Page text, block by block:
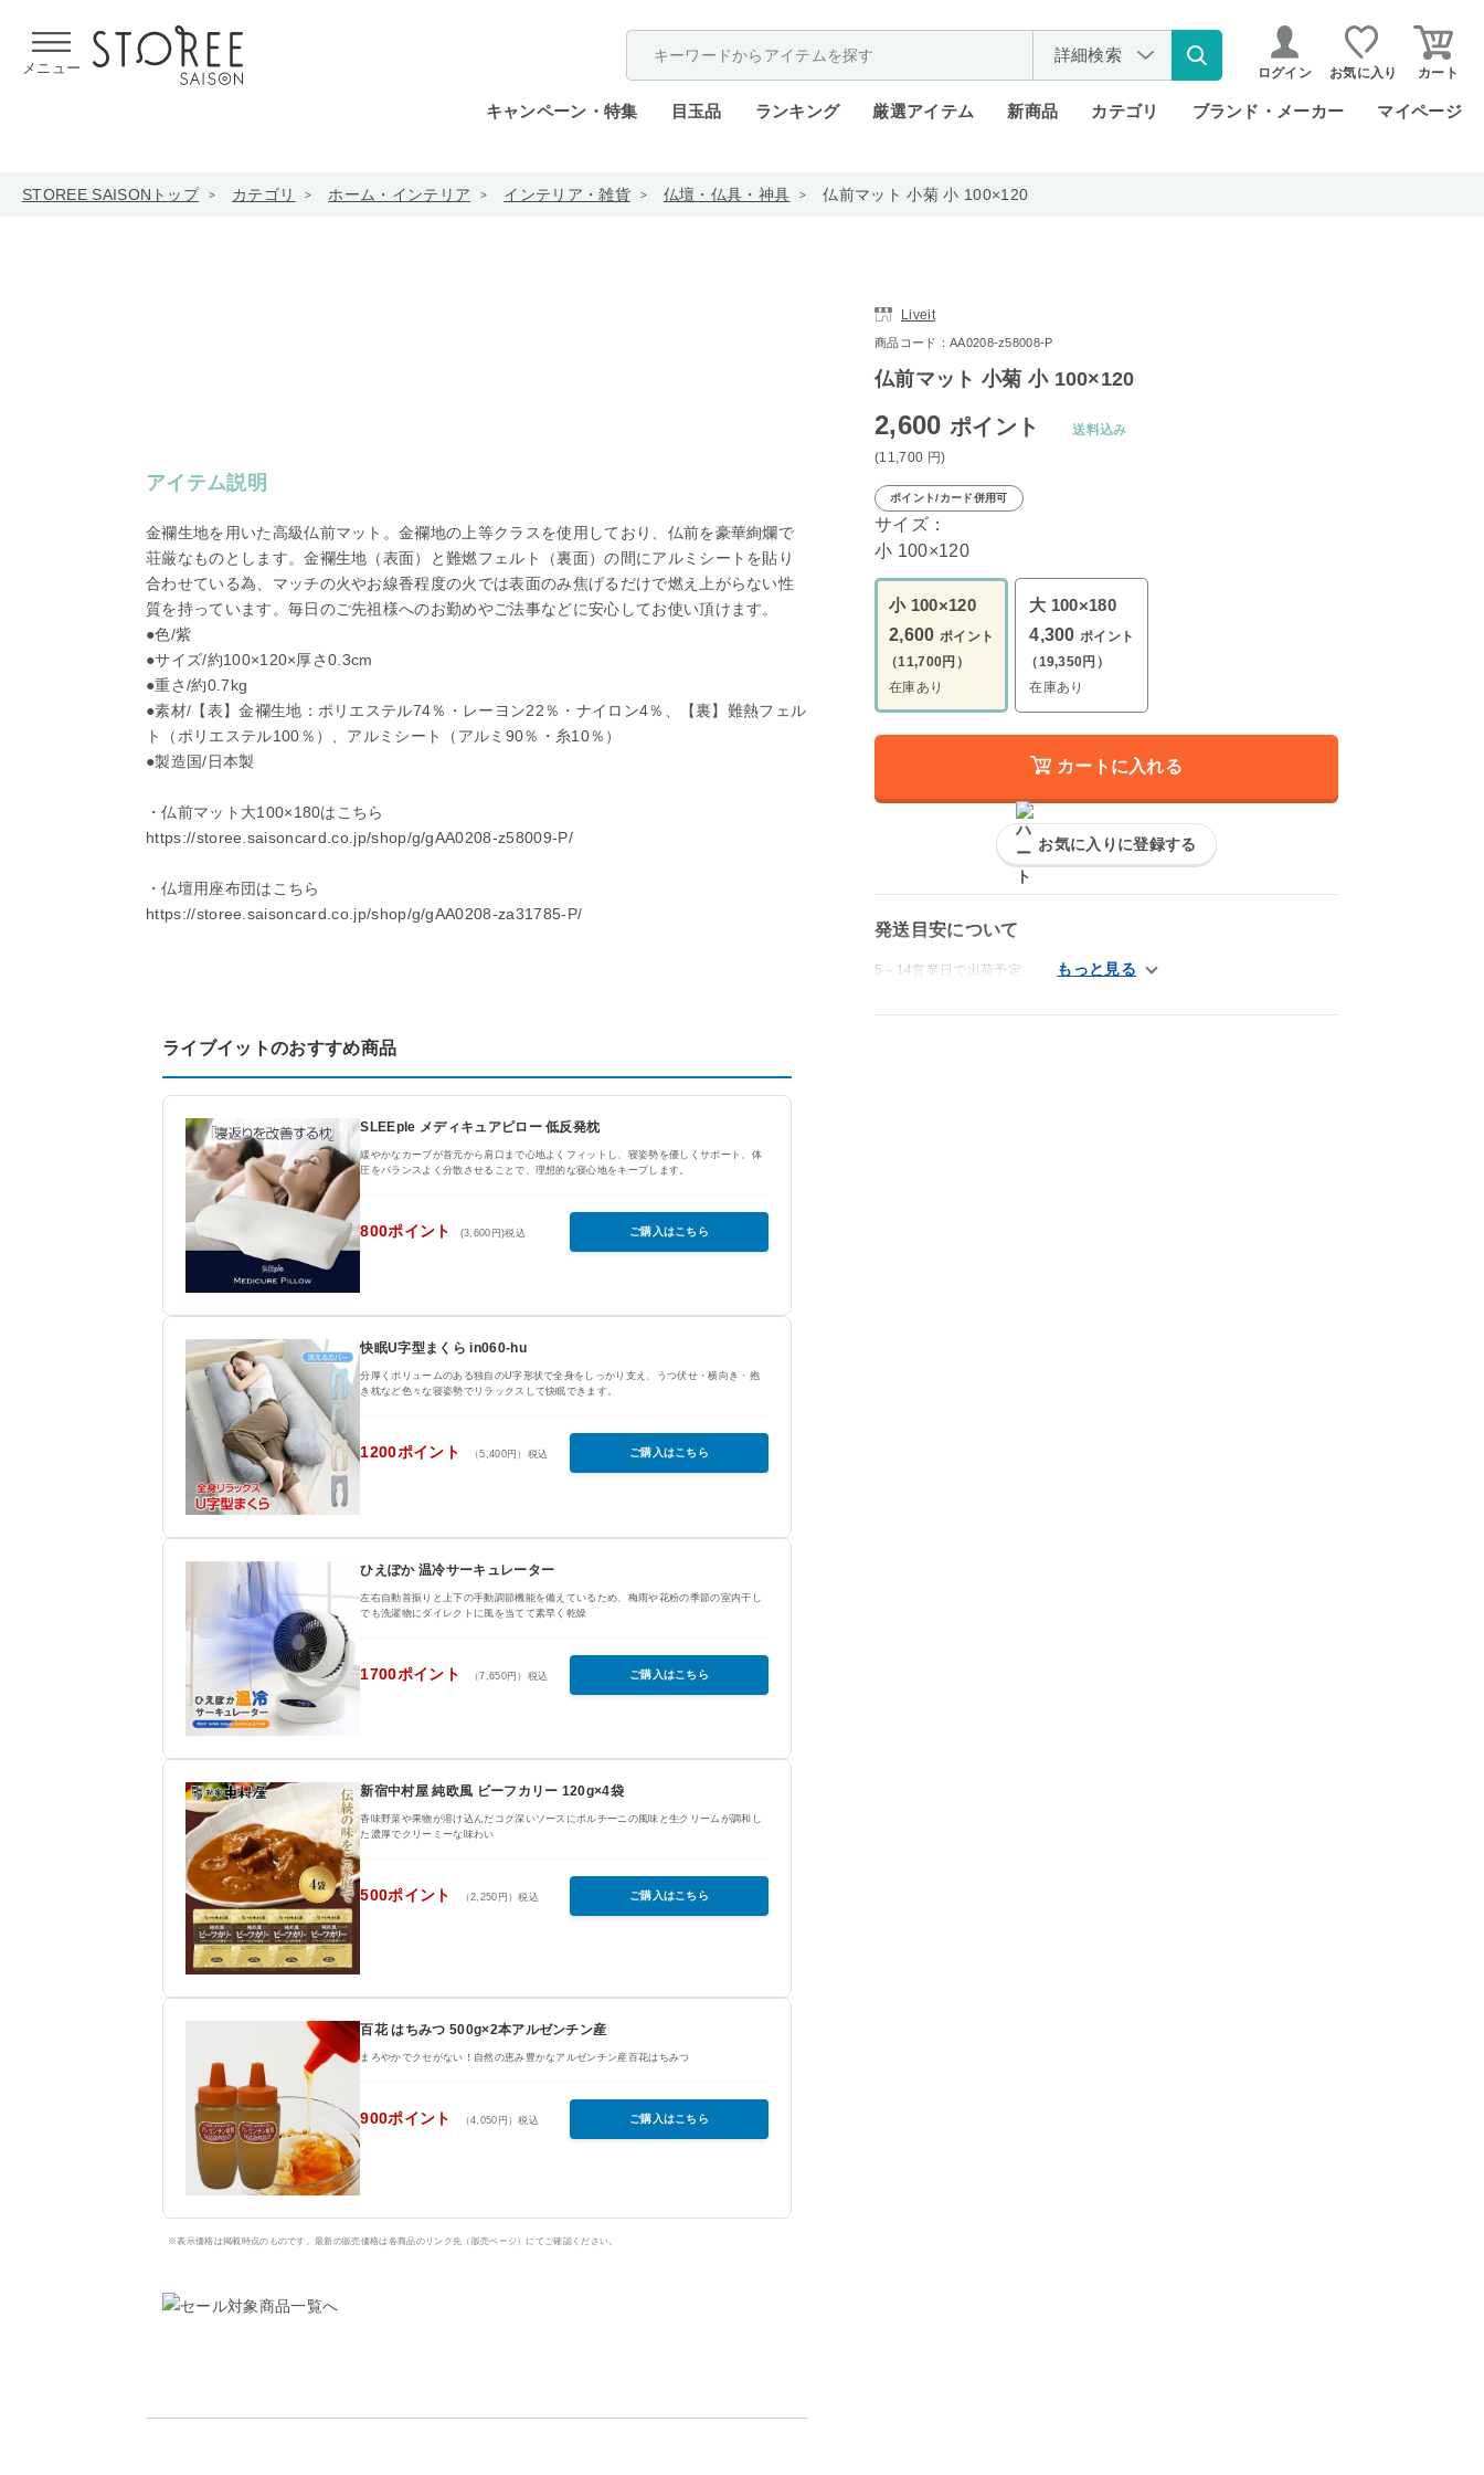
メニュー
詳細検索
ログイン お気に入り カート
キャンペーン・特集 目玉品 ランキング 厳選アイテム 新商品 カテゴリ ブランド・メーカー マイページ
STOREE SAISONトップ カテゴリ ホーム・インテリア インテリア・雑貨 仏壇・仏具・神具 仏前マット 小菊 小 100×120
アイテム説明
金襴生地を用いた高級仏前マット。金襴地の上等クラスを使用しており、仏前を豪華絢爛で
荘厳なものとします。金襴生地（表面）と難燃フェルト（裏面）の間にアルミシートを貼り
合わせている為、マッチの火やお線香程度の火では表面のみ焦げるだけで燃え上がらない性
質を持っています。毎日のご先祖様へのお勤めやご法事などに安心してお使い頂けます。
●色/紫
●サイズ/約100×120×厚さ0.3cm
●重さ/約0.7kg
●素材/【表】金襴生地：ポリエステル74％・レーヨン22％・ナイロン4％、【裏】難熱フェル
ト（ポリエステル100％）、アルミシート（アルミ90％・糸10％）
●製造国/日本製
・仏前マット大100×180はこちら
https://storee.saisoncard.co.jp/shop/g/gAA0208-z58009-P/
・仏壇用座布団はこちら
https://storee.saisoncard.co.jp/shop/g/gAA0208-za31785-P/
ライブイットのおすすめ商品
SLEEple メディキュアピロー 低反発枕
緩やかなカーブが首元から肩口まで心地よくフィットし、寝姿勢を優しくサポート。体
圧をバランスよく分散させることで、理想的な寝心地をキープします。
800ポイント (3,600円)税込 ご購入はこちら
快眠U字型まくら in060-hu
分厚くボリュームのある独自のU字形状で全身をしっかり支え、うつ伏せ・横向き・抱
き枕など色々な寝姿勢でリラックスして快眠できます。
1200ポイント （5,400円）税込 ご購入はこちら
ひえぽか 温冷サーキュレーター
左右自動首振りと上下の手動調節機能を備えているため、梅雨や花粉の季節の室内干し
でも洗濯物にダイレクトに風を当てて素早く乾燥
1700ポイント （7,650円）税込 ご購入はこちら
新宿中村屋 純欧風 ビーフカリー 120g×4袋
香味野菜や果物が溶け込んだコク深いソースにポルチーニの風味と生クリームが調和し
た濃厚でクリーミーな味わい
500ポイント （2,250円）税込 ご購入はこちら
百花 はちみつ 500g×2本アルゼンチン産
まろやかでクセがない！自然の恵み豊かなアルゼンチン産百花はちみつ
900ポイント （4,050円）税込 ご購入はこちら
※表示価格は掲載時点のものです。最新の販売価格は各商品のリンク先（販売ページ）にてご確認ください。
Liveit
商品コード：AA0208-z58008-P
仏前マット 小菊 小 100×120
2,600 ポイント
(11,700 円)
送料込み
ポイント/カード併用可
サイズ：
小 100×120
小 100×120
2,600 ポイント
（11,700円）
在庫あり
大 100×180
4,300 ポイント
（19,350円）
在庫あり
カートに入れる
お気に入りに登録する
発送目安について
5～14営業日で出荷予定